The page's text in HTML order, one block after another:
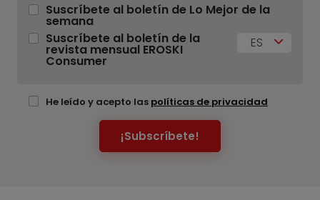
Suscríbete al boletín de Lo Mejor de la
semana
Suscríbete al boletín de la
revista mensual EROSKI
Consumer
ES
He leído y acepto las políticas de privacidad
¡Subscríbete!